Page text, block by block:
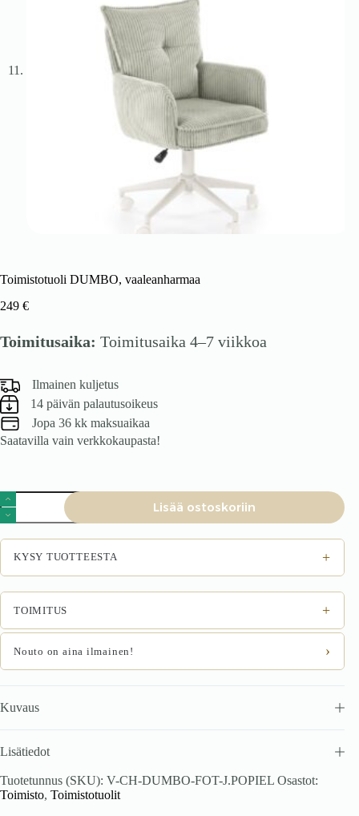
Toimistotuoli DUMBO, vaaleanharmaa
249 €
Toimitusaika: Toimitusaika 4–7 viikkoa
Ilmainen kuljetus
14 päivän palautusoikeus
Jopa 36 kk maksuaikaa
Saatavilla vain verkkokaupasta!
Toimistotuoli
DUMBO,
vaaleanharmaa
määrä
Lisää ostoskoriin
KYSY TUOTTEESTA +
TOIMITUS +
Nouto on aina ilmainen! ›
Kuvaus
Lisätiedot
Tuotetunnus (SKU): V-CH-DUMBO-FOT-J.POPIEL Osastot:
Toimisto, Toimistotuolit